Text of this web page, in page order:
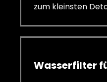
zum kleinsten
Wasserfilter